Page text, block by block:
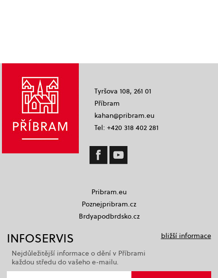
Tyršova 108, 261 01
Příbram
kahan@pribram.eu
Tel: +420 318 402 281
Pribram.eu
Poznejpribram.cz
Brdyapodbrdsko.cz
INFOSERVIS
bližší informace
Nejdůležitější informace o dění v Příbrami
každou středu do vašeho e-mailu.